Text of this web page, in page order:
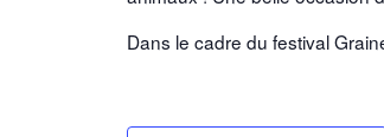
Dans le cadre du festival